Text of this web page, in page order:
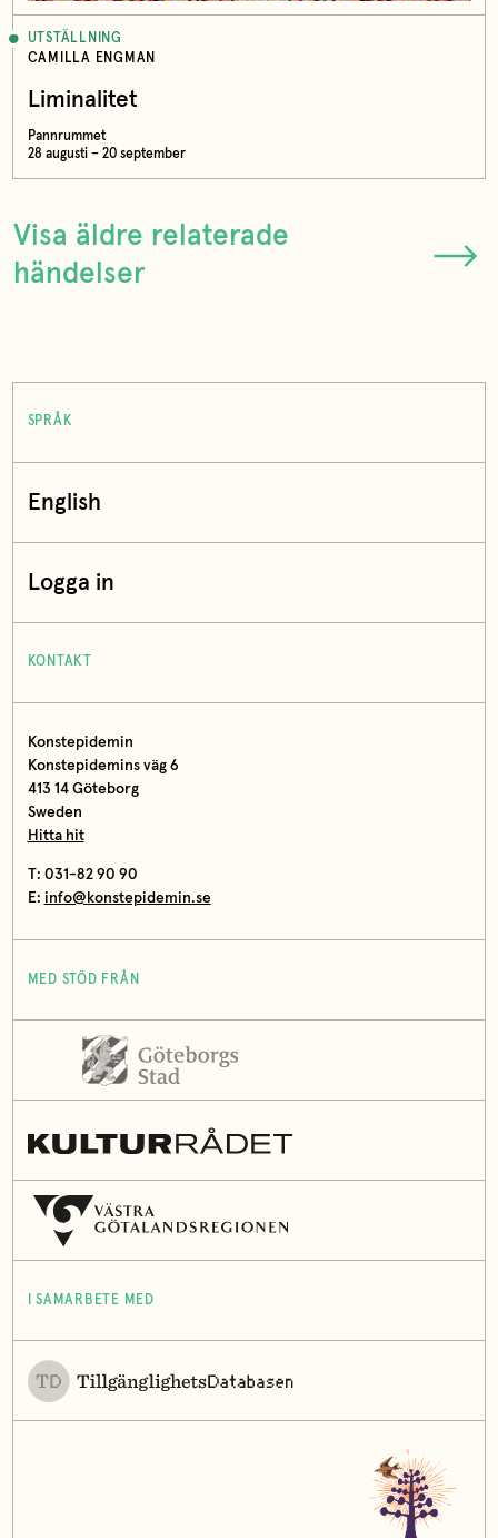
UTSTÄLLNING
CAMILLA ENGMAN
Liminalitet
Pannrummet
28 augusti – 20 september
Visa äldre relaterade
händelser
SPRÅK
English
Logga in
KONTAKT
Konstepidemin
Konstepidemins väg 6
413 14 Göteborg
Sweden
Hitta hit
T: 031-82 90 90
E: info@konstepidemin.se
MED STÖD FRÅN
I SAMARBETE MED